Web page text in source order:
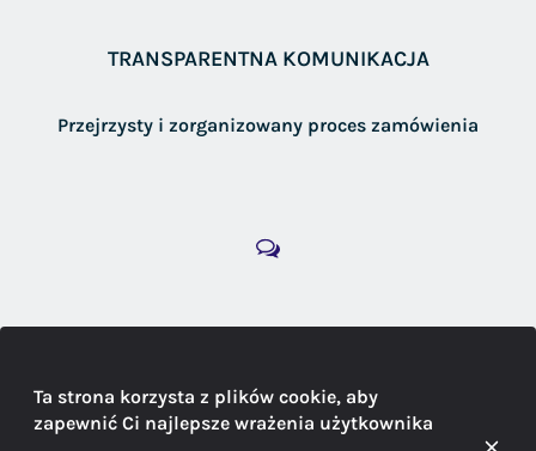
TRANSPARENTNA KOMUNIKACJA
Przejrzysty i zorganizowany proces zamówienia
Doradzamy na każdym etapie zakupu
Ta strona korzysta z plików cookie, aby
zapewnić Ci najlepsze wrażenia użytkownika